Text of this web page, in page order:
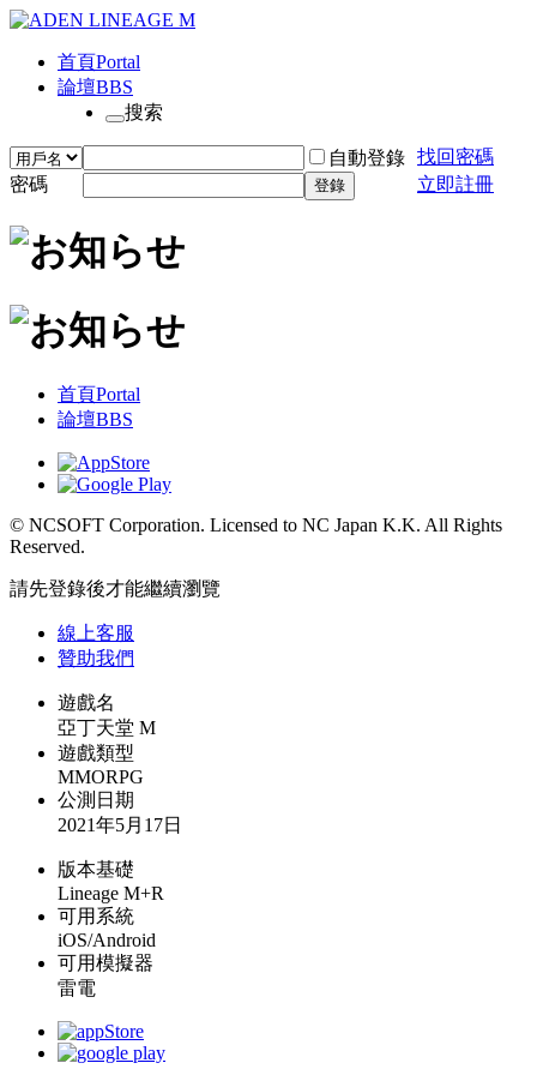
首頁Portal
論壇BBS
搜索
自動登錄 找回密碼
密碼
登錄 立即註冊
首頁Portal
論壇BBS
© NCSOFT Corporation. Licensed to NC Japan K.K. All Rights
Reserved.
請先登錄後才能繼續瀏覽
線上客服
贊助我們
遊戲名
亞丁天堂 M
遊戲類型
MMORPG
公測日期
2021年5月17日
版本基礎
Lineage M+R
可用系統
iOS/Android
可用模擬器
雷電